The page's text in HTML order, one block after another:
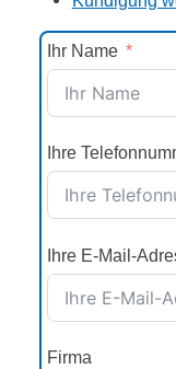
Ihr Name
Ihre
Ihre E-Mail-
Firma